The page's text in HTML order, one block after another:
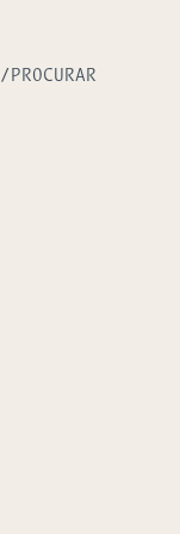
/PROCURAR